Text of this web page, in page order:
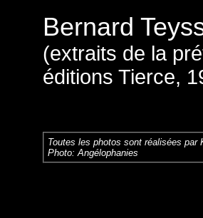
Bernard
(extraits de la
éditions Tierce,
Toutes les photos sont réalisées par
Photo: Angélophanies